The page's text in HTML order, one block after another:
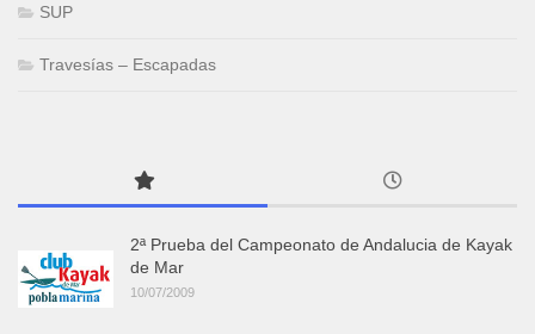
SUP
Travesías – Escapadas
2ª Prueba del Campeonato de Andalucia de Kayak
de Mar
10/07/2009